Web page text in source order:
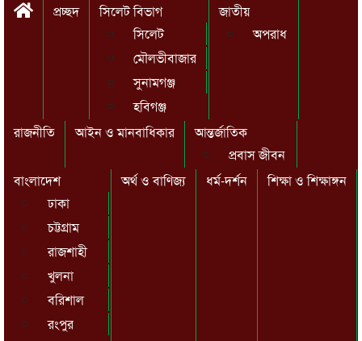
প্রচ্ছদ
সিলেট বিভাগ
সিলেট
মৌলভীবাজার
সুনামগঞ্জ
হবিগঞ্জ
জাতীয়
অপরাধ
রাজনীতি আইন ও মানবাধিকার
আন্তর্জাতিক
প্রবাস জীবন
বাংলাদেশ
ঢাকা
চট্টগ্রাম
রাজশাহী
খুলনা
বরিশাল
রংপুর
অর্থ ও বাণিজ্য ধর্ম-দর্শন শিক্ষা ও শিক্ষাঙ্গন